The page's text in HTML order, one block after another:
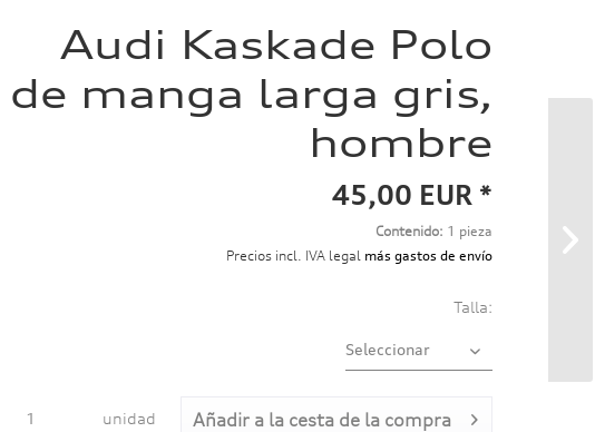
Audi Kaskade Polo
de manga larga gris,
hombre
45,00 EUR *
Contenido: 1 pieza
Precios incl. IVA legal más gastos de envío
Talla:
unidad Añadir a la cesta de la compra